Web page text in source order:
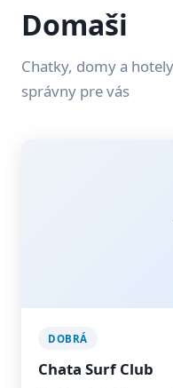
Domaši
Chatky, domy a
správny pre vás
DOBRÁ
Chata Surf Club